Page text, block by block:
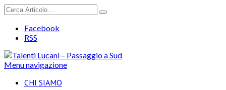
Facebook
RSS
Menu navigazione
CHI SIAMO